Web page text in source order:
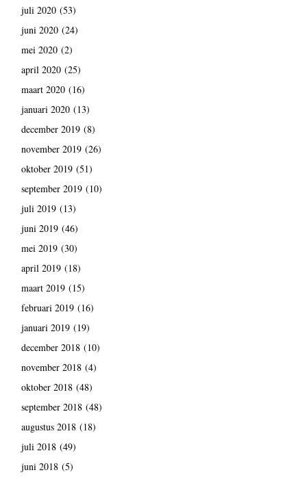
juli 2020(53)
juni 2020(24)
mei 2020(2)
april 2020(25)
maart 2020(16)
januari 2020(13)
december 2019(8)
november 2019(26)
oktober 2019(51)
september 2019(10)
juli 2019(13)
juni 2019(46)
mei 2019(30)
april 2019(18)
maart 2019(15)
februari 2019(16)
januari 2019(19)
december 2018(10)
november 2018(4)
oktober 2018(48)
september 2018(48)
augustus 2018(18)
juli 2018(49)
juni 2018(5)